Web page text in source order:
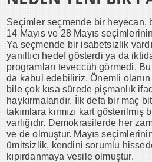
Seçimler seçmende bir heyecan,
14 Mayıs ve 28 Mayıs
Ya seçmende bir isabetsizlik
yanıltıcı hedef gösterdi ya da
programları teveccüh görmedi.
da kabul edebiliriz. Önemli
bile çok kısa sürede pişmanlık
haykırmalarıdır. İlk defa bir maç
takımlara kırmızı kart gösterilmiş
varlığıdır. Demokrasilerde her
ve de olmuştur. Mayıs
ümitsizlik, kendini sorumlu
kıpırdanmaya vesile olmuştur.